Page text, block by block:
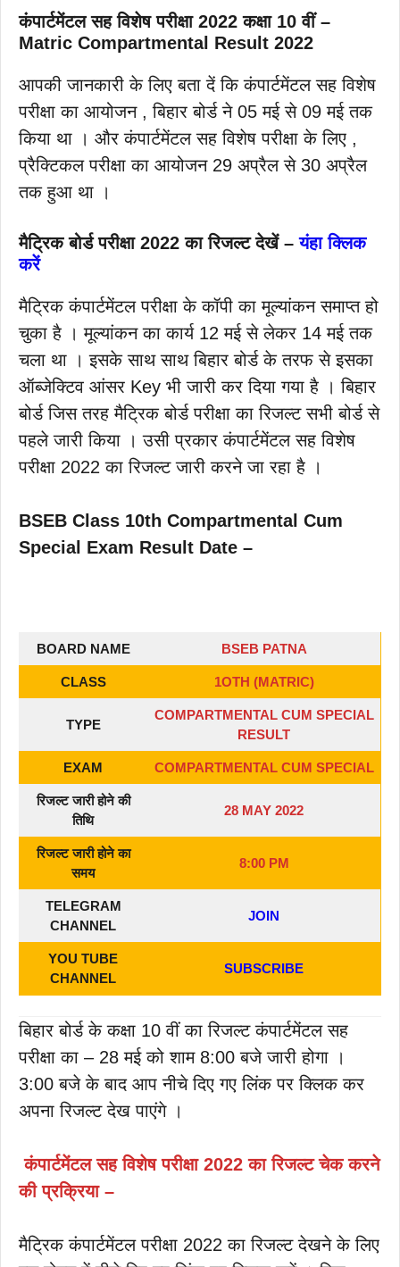
कंपार्टमेंटल सह विशेष परीक्षा 2022 कक्षा 10 वीं –
Matric Compartmental Result 2022
आपकी जानकारी के लिए बता दें कि कंपार्टमेंटल सह विशेष
परीक्षा का आयोजन , बिहार बोर्ड ने 05 मई से 09 मई तक
किया था । और कंपार्टमेंटल सह विशेष परीक्षा के लिए ,
प्रैक्टिकल परीक्षा का आयोजन 29 अप्रैल से 30 अप्रैल
तक हुआ था ।
मैट्रिक बोर्ड परीक्षा 2022 का रिजल्ट देखें –यंहा क्लिक
करें
मैट्रिक कंपार्टमेंटल परीक्षा के कॉपी का मूल्यांकन समाप्त हो
चुका है । मूल्यांकन का कार्य 12 मई से लेकर 14 मई तक
चला था । इसके साथ साथ बिहार बोर्ड के तरफ से इसका
ऑब्जेक्टिव आंसर Key भी जारी कर दिया गया है । बिहार
बोर्ड जिस तरह मैट्रिक बोर्ड परीक्षा का रिजल्ट सभी बोर्ड से
पहले जारी किया । उसी प्रकार कंपार्टमेंटल सह विशेष
परीक्षा 2022 का रिजल्ट जारी करने जा रहा है ।
BSEB Class 10th Compartmental Cum
Special Exam Result Date –
BOARD NAME BSEB PATNA
CLASS 1OTH (MATRIC)
TYPE
COMPARTMENTAL CUM SPECIAL
RESULT
EXAM COMPARTMENTAL CUM SPECIAL
रिजल्ट जारी होने की
तिथि
28 MAY 2022
रिजल्ट जारी होने का
समय
8:00 PM
TELEGRAM
CHANNEL
JOIN
YOU TUBE
CHANNEL
SUBSCRIBE
बिहार बोर्ड के कक्षा 10 वीं का रिजल्ट कंपार्टमेंटल सह
परीक्षा का – 28 मई को शाम 8:00 बजे जारी होगा ।
3:00 बजे के बाद आप नीचे दिए गए लिंक पर क्लिक कर
अपना रिजल्ट देख पाएंगे ।
कंपार्टमेंटल सह विशेष परीक्षा 2022 का रिजल्ट चेक करने
की प्रक्रिया –
मैट्रिक कंपार्टमेंटल परीक्षा 2022 का रिजल्ट देखने के लिए